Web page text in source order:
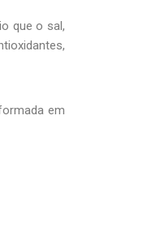
que o sal,
em